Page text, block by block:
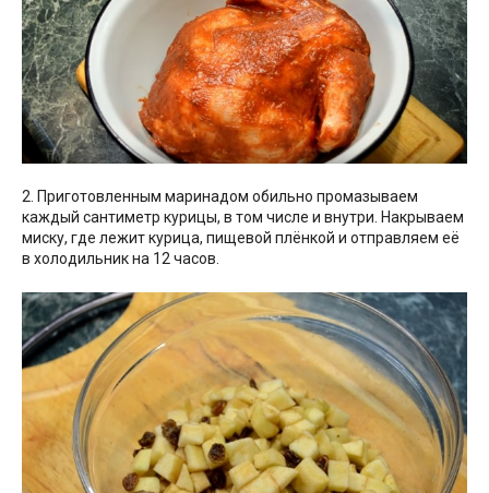
2. Приготовленным маринадом обильно промазываем
каждый сантиметр курицы, в том числе и внутри. Накрываем
миску, где лежит курица, пищевой плёнкой и отправляем её
в холодильник на 12 часов.